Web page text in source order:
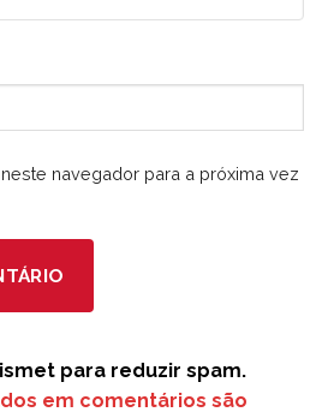
navegador para a próxima vez
para reduzir spam.
em comentários são